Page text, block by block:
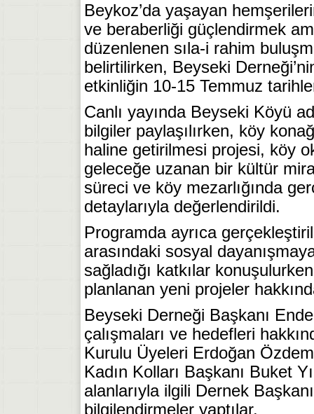
Beykoz’da yaşayan
ve beraberliği güçlendirmek
düzenlenen sıla-i rahim
belirtilirken, Beyseki
etkinliğin 10-15 Temmuz
Canlı yayında Beyseki Köyü
bilgiler paylaşılırken, köy
haline getirilmesi projesi, köy
geleceğe uzanan bir kültür
süreci ve köy mezarlığında
detaylarıyla değerlendirildi.
Programda ayrıca
arasındaki sosyal
sağladığı katkılar
planlanan yeni projeler
Beyseki Derneği Başkanı
çalışmaları ve hedefleri
Kurulu Üyeleri Erdoğan
Kadın Kolları Başkanı Buket
alanlarıyla ilgili Dernek
bilgilendirmeler yaptılar.